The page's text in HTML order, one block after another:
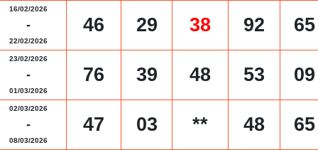
16/02/2026
-
22/02/2026
46 29 38 92 65
23/02/2026
-
01/03/2026
76 39 48 53 09
02/03/2026
-
08/03/2026
47 03 ** 48 65